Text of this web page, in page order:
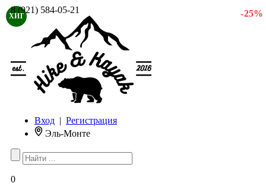
8 (921) 584-05-21
Вход | Регистрация
Эль-Монте
0
ХИТ - 25 %